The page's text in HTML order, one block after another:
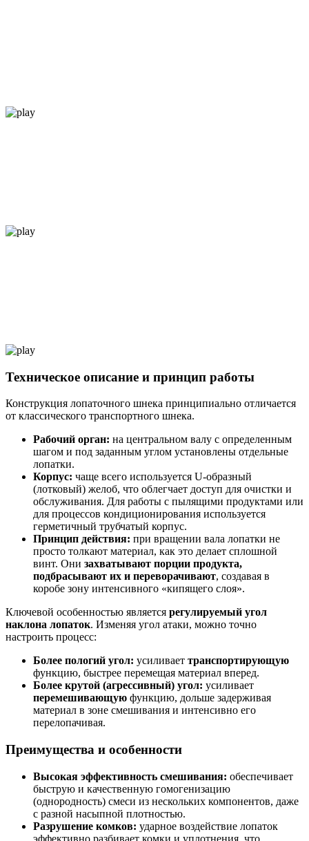
Техническое описание и принцип работы
Конструкция лопаточного шнека принципиально отличается
от классического транспортного шнека.
Рабочий орган: на центральном валу с определенным
шагом и под заданным углом установлены отдельные
лопатки.
Корпус: чаще всего используется U-образный
(лотковый) желоб, что облегчает доступ для очистки и
обслуживания. Для работы с пылящими продуктами или
для процессов кондиционирования используется
герметичный трубчатый корпус.
Принцип действия: при вращении вала лопатки не
просто толкают материал, как это делает сплошной
винт. Они захватывают порции продукта,
подбрасывают их и переворачивают, создавая в
коробе зону интенсивного «кипящего слоя».
Ключевой особенностью является регулируемый угол
наклона лопаток. Изменяя угол атаки, можно точно
настроить процесс:
Более пологий угол: усиливает транспортирующую
функцию, быстрее перемещая материал вперед.
Более крутой (агрессивный) угол: усиливает
перемешивающую функцию, дольше задерживая
материал в зоне смешивания и интенсивно его
перелопачивая.
Преимущества и особенности
Высокая эффективность смешивания: обеспечивает
быструю и качественную гомогенизацию
(однородность) смеси из нескольких компонентов, даже
с разной насыпной плотностью.
Разрушение комков: ударное воздействие лопаток
эффективно разбивает комки и уплотнения, что